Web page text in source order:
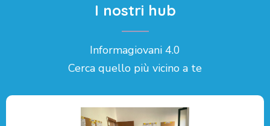
I nostri hub
Informagiovani 4.0
Cerca quello più vicino a te